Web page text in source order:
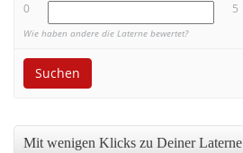
0 5
Wie haben andere die Laterne bewertet?
Suchen
Mit wenigen Klicks zu Deiner Laterne